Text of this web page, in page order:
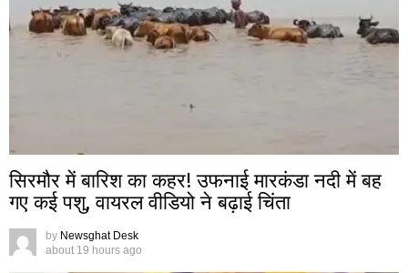
सिरमौर में बारिश का कहर! उफनाई मारकंडा नदी में बह
गए कई पशु, वायरल वीडियो ने बढ़ाई चिंता
by Newsghat Desk
about 19 hours ago